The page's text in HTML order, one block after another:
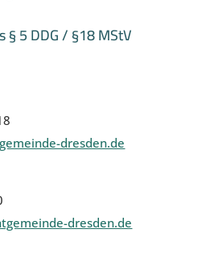
§ 5 DDG / §18 MStV
dresden.de
dresden.de